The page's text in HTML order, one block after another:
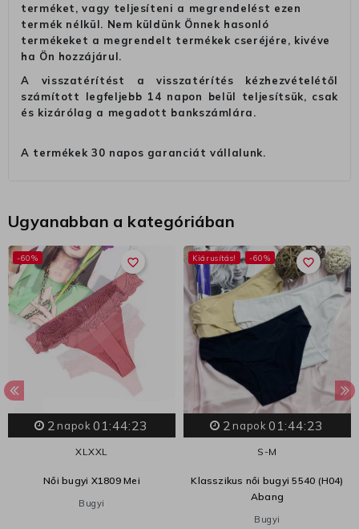
terméket, vagy teljesíteni a megrendelést ezen
termék nélkül. Nem küldünk Önnek hasonló
termékeket a megrendelt termékek cseréjére, kivéve
ha Ön hozzájárul.
A visszatérítést a visszatérítés kézhezvételétől
számított legfeljebb 14 napon belül teljesítsük, csak
és kizárólag a megadott bankszámlára.
A termékek 30 napos garanciát vállalunk.
Ugyanabban a kategóriában
favorite_border
-60%
2 napok 01:44:23
XLXXL
Női bugyi X1809 Mei
Bugyi
favorite_border
Kiárusítás! -60%
2 napok 01:44:23
S-M
Klasszikus női bugyi 5540 (H04)
Abang
Bugyi